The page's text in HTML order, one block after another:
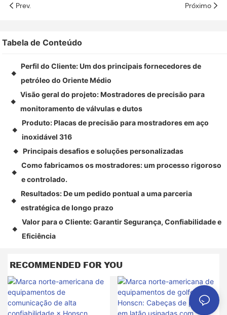
Prev. Próximo
Tabela de Conteúdo
◆
Perfil do Cliente: Um dos principais fornecedores de
petróleo do Oriente Médio
◆
Visão geral do projeto: Mostradores de precisão para
monitoramento de válvulas e dutos
◆
Produto: Placas de precisão para mostradores em aço
inoxidável 316
◆ Principais desafios e soluções personalizadas
◆
Como fabricamos os mostradores: um processo rigoroso
e controlado.
◆
Resultados: De um pedido pontual a uma parceria
estratégica de longo prazo
◆
Valor para o Cliente: Garantir Segurança, Confiabilidade e
Eficiência
RECOMMENDED FOR YOU